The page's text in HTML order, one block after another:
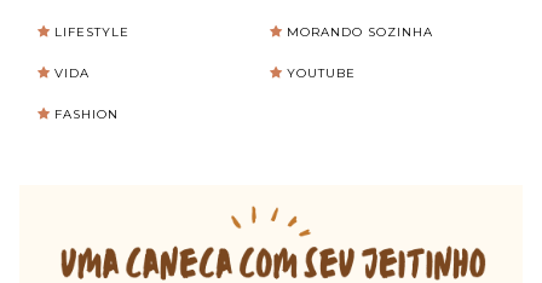
LIFESTYLE MORANDO SOZINHA
VIDA YOUTUBE
FASHION